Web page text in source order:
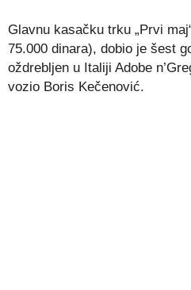
Glavnu kasačku trku „Prvi
75.000 dinara), dobio je šest
oždrebljen u Italiji Adobe
vozio Boris Kečenović.